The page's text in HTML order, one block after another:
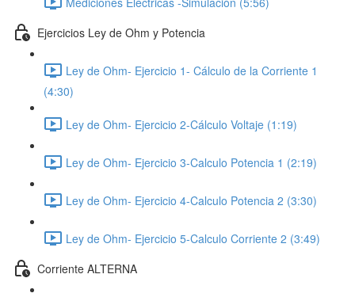
Ejercicios Ley de Ohm y Potencia
Ley de Ohm- Ejercicio 1- Cálculo de la Corriente 1
(4:30)
Ley de Ohm- Ejercicio 2-Cálculo Voltaje (1:19)
Ley de Ohm- Ejercicio 3-Calculo Potencia 1 (2:19)
Ley de Ohm- Ejercicio 4-Calculo Potencia 2 (3:30)
Ley de Ohm- Ejercicio 5-Calculo Corriente 2 (3:49)
Corriente ALTERNA